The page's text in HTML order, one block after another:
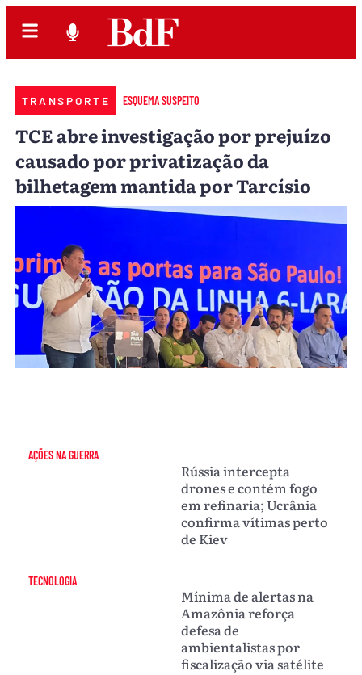
TRANSPORTE ESQUEMA SUSPEITO
TCE abre investigação por prejuízo
causado por privatização da
bilhetagem mantida por Tarcísio
AÇÕES NA GUERRA
Rússia intercepta
drones e contém fogo
em refinaria; Ucrânia
confirma vítimas perto
de Kiev
TECNOLOGIA
Mínima de alertas na
Amazônia reforça
defesa de
ambientalistas por
fiscalização via satélite